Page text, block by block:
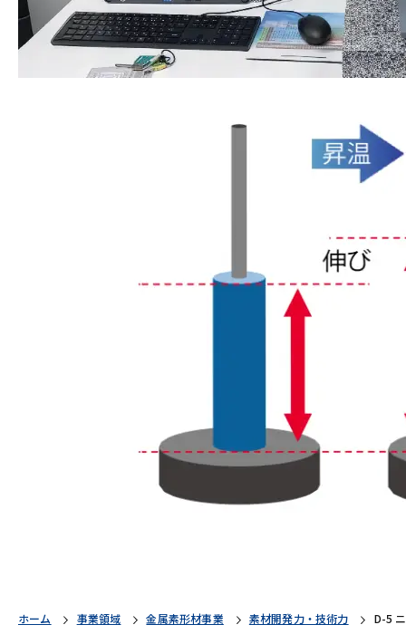
ホーム 事業領域 金属素形材事業 素材開発力・技術力 D-5